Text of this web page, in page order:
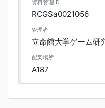
資料管理ID
RCGSa0021056
管理者
立命館大学ゲーム研
配架場所
A187